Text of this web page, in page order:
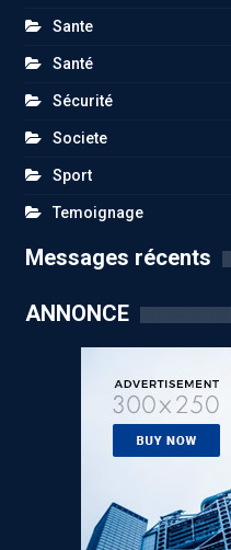
Sante
Santé
Sécurité
Societe
Sport
Temoignage
Messages récents
ANNONCE